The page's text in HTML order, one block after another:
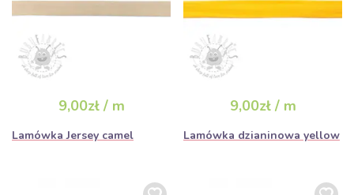
9,00zł / m
Lamówka Jersey camel
9,00zł / m
Lamówka dzianinowa yellow